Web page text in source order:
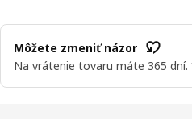
Môžete zmeniť názor
Na vrátenie tovaru máte 365 dní.